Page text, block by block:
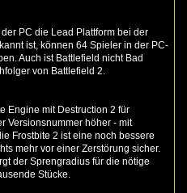
PC die Lead Plattform bei der
ist, können 64 Spieler in der PC-
Auch ist Battlefield nicht Bad
von Battlefield 2.
Engine mit Destruction 2 für
Versionsnummer höher - mit
Frostbite 2 ist eine noch bessere
mehr vor einer Zerstörung sicher.
der Sprengradius für die nötige
Stücke.